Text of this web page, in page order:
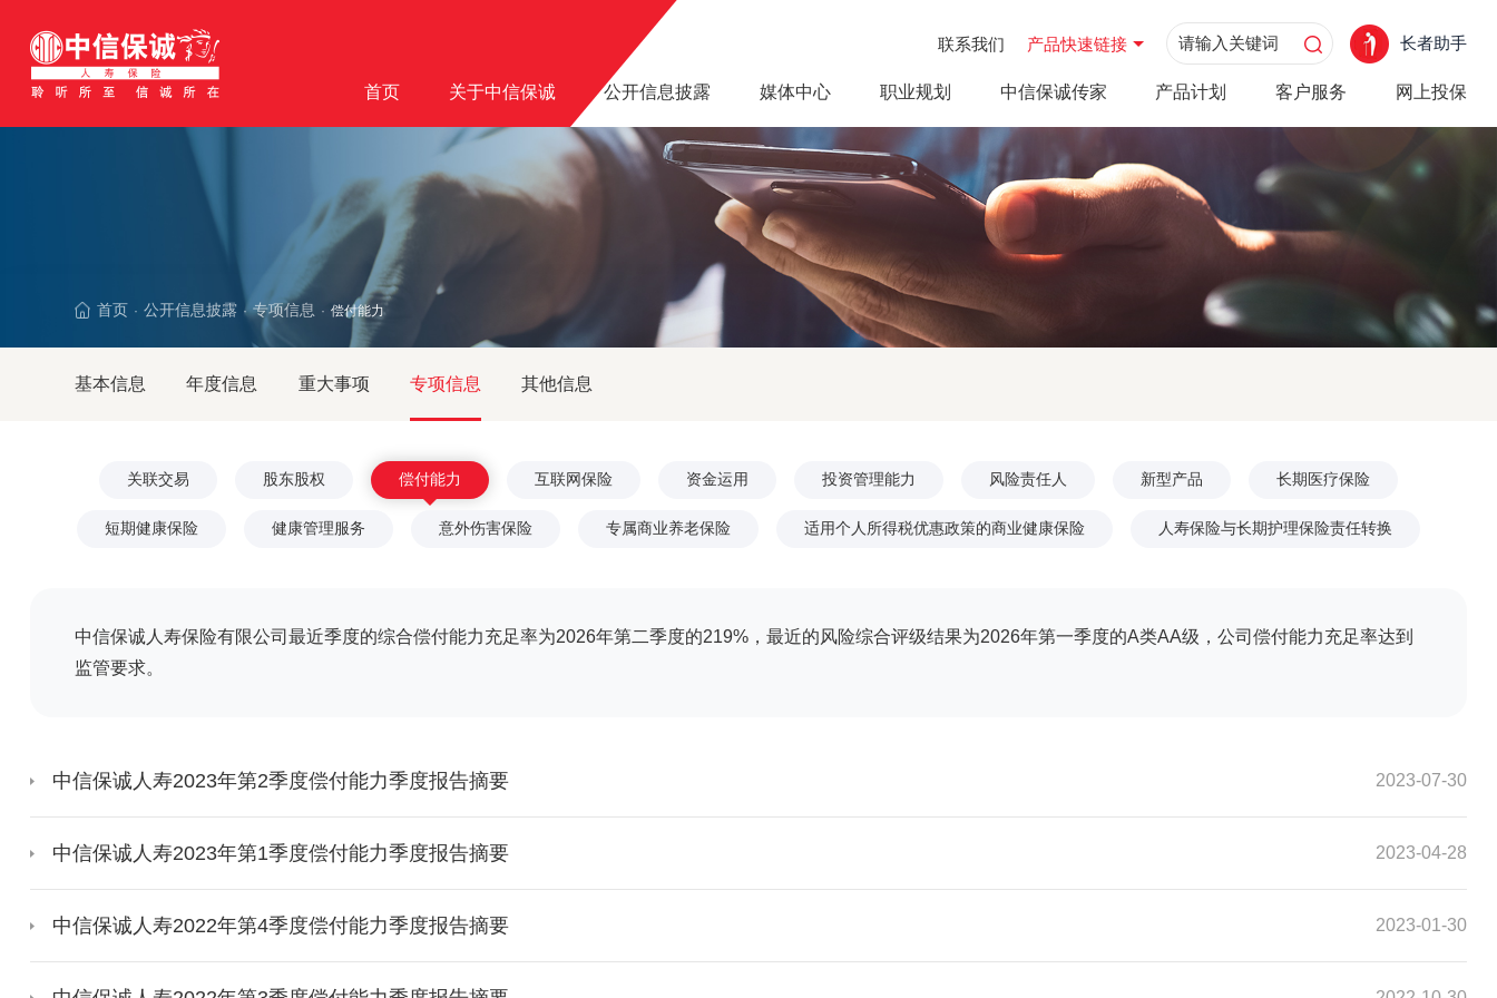
联系我们 产品快速链接 长者助手
首页 关于中信保诚 公开信息披露 媒体中心 职业规划 中信保诚传家 产品计划 客户服务 网上投保
首页 · 公开信息披露 · 专项信息 · 偿付能力
基本信息 年度信息 重大事项 专项信息 其他信息
关联交易 股东股权 偿付能力 互联网保险 资金运用 投资管理能力 风险责任人 新型产品 长期医疗保险
短期健康保险 健康管理服务 意外伤害保险 专属商业养老保险 适用个人所得税优惠政策的商业健康保险 人寿保险与长期护理保险责任转换
中信保诚人寿保险有限公司最近季度的综合偿付能力充足率为2026年第二季度的219%，最近的风险综合评级结果为2026年第一季度的A类AA级，公司偿付能力充足率达到
监管要求。
中信保诚人寿2023年第2季度偿付能力季度报告摘要 2023-07-30
中信保诚人寿2023年第1季度偿付能力季度报告摘要 2023-04-28
中信保诚人寿2022年第4季度偿付能力季度报告摘要 2023-01-30